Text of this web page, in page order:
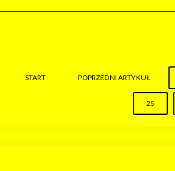
START POPRZEDNI ARTYKUŁ
25